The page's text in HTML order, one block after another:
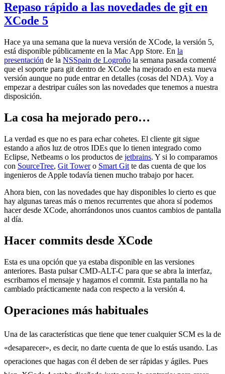
Repaso rápido a las novedades de git en
XCode 5
Hace ya una semana que la nueva versión de XCode, la versión 5,
está disponible públicamente en la Mac App Store. En la
presentación de la NSSpain de Logroño la semana pasada comenté
que el soporte para git dentro de XCode ha mejorado en esta nueva
versión aunque no pude entrar en detalles (cosas del NDA). Voy a
empezar a destripar cuáles son las novedades que tenemos a nuestra
disposición.
La cosa ha mejorado pero…
La verdad es que no es para echar cohetes. El cliente git sigue
estando a años luz de otros IDEs que lo tienen integrado como
Eclipse, Netbeams o los productos de jetbrains. Y si lo comparamos
con SourceTree, Git Towero Smart Git te das cuenta de que los
ingenieros de Apple todavía tienen mucho trabajo por hacer.
Ahora bien, con las novedades que hay disponibles lo cierto es que
hay algunas tareas más o menos recurrentes que ahora sí podemos
hacer desde XCode, ahorrándonos unos cuantos cambios de pantalla
al día.
Hacer commits desde XCode
Esta es una opción que ya estaba disponible en las versiones
anteriores. Basta pulsar CMD-ALT-C para que se abra la interfaz,
escribamos el mensaje y hagamos el commit. Esta pantalla no ha
cambiado prácticamente nada con respecto a la versión 4.
Operaciones más habituales
Una de las características que tiene que tener cualquier SCM es la de
«desaparecer», es decir, no darte cuenta de que lo estás usando. Las
operaciones que hagas con él deben de ser rápidas y ágiles. Pues